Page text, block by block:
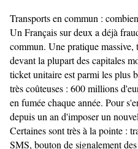
Transports en commun :
Un Français sur deux a déjà
commun. Une pratique massive,
devant la plupart des capitales
ticket unitaire est parmi les plus
très coûteuses : 600 millions
en fumée chaque année. Pour
depuis un an d'imposer un
Certaines sont très à la pointe :
SMS, bouton de signalement